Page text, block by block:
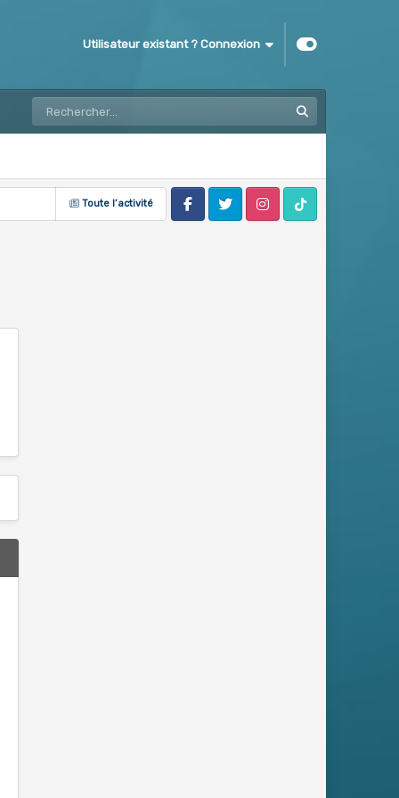
Utilisateur existant ? Connexion
Toute l’activité
FacebookTwitter InstagramTik Tok